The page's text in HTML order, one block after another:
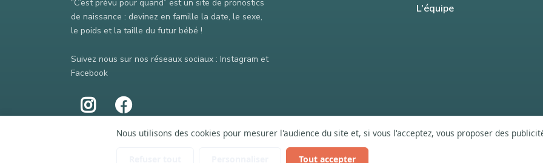
“C’est prévu pour quand” est un site de pronostics
de naissance : devinez en famille la date, le sexe,
le poids et la taille du futur bébé !
Suivez nous sur nos réseaux sociaux : Instagram et
Facebook
L'équipe
Nous utilisons des cookies pour mesurer l'audience du site et, si vous l'acceptez, vous proposer des
Tout accepter